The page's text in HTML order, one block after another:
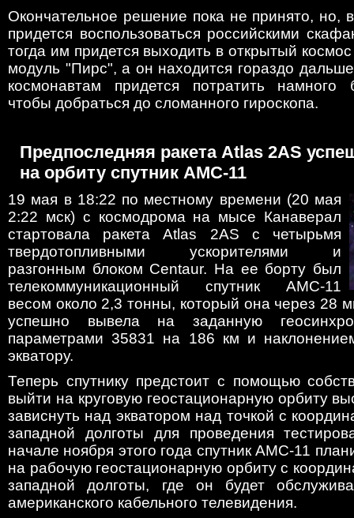
Окончательное решение пока не принято, но,
придется воспользоваться российскими
тогда им придется выходить в открытый
модуль "Пирс", а он находится гораздо
космонавтам придется потратить
чтобы добраться до сломанного гироскопа.
Предпоследняя ракета Atlas 2AS
на орбиту спутник AMC-11
19 мая в 18:22 по местному времени (20 мая
2:22 мск) с космодрома на мысе Канаверал
стартовала ракета Atlas 2AS с четырьмя
твердотопливными ускорителями и
разгонным блоком Centaur. На ее борту был
телекоммуникационный спутник AMC-11
весом около 2,3 тонны, который она через 28
успешно вывела на заданную
параметрами 35831 на 186 км и
экватору.
Теперь спутнику предстоит с помощью
выйти на круговую геостационарную орбиту
зависнуть над экватором над точкой с
западной долготы для проведения
начале ноября этого года спутник AMC-11
на рабочую геостационарную орбиту с
западной долготы, где он будет
американского кабельного телевидения.